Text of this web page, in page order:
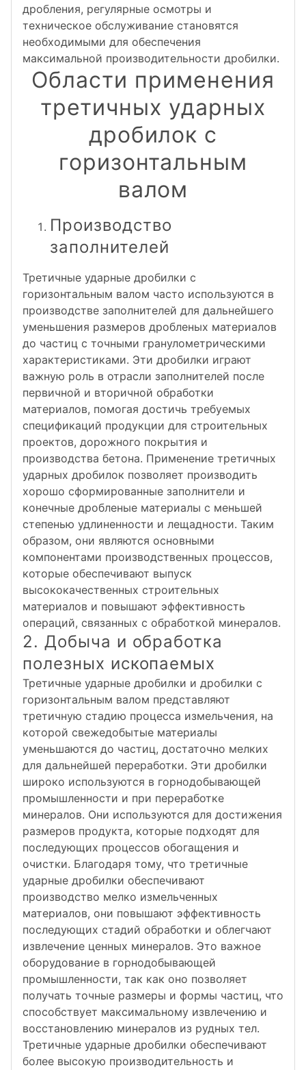
дробления, регулярные осмотры и
техническое обслуживание становятся
необходимыми для обеспечения
максимальной производительности дробилки.
Области применения
третичных ударных
дробилок с
горизонтальным
валом
Производство
заполнителей
Третичные ударные дробилки с
горизонтальным валом часто используются в
производстве заполнителей для дальнейшего
уменьшения размеров дробленых материалов
до частиц с точными гранулометрическими
характеристиками. Эти дробилки играют
важную роль в отрасли заполнителей после
первичной и вторичной обработки
материалов, помогая достичь требуемых
спецификаций продукции для строительных
проектов, дорожного покрытия и
производства бетона. Применение третичных
ударных дробилок позволяет производить
хорошо сформированные заполнители и
конечные дробленые материалы с меньшей
степенью удлиненности и лещадности. Таким
образом, они являются основными
компонентами производственных процессов,
которые обеспечивают выпуск
высококачественных строительных
материалов и повышают эффективность
операций, связанных с обработкой минералов.
2. Добыча и обработка
полезных ископаемых
Третичные ударные дробилки и дробилки с
горизонтальным валом представляют
третичную стадию процесса измельчения, на
которой свежедобытые материалы
уменьшаются до частиц, достаточно мелких
для дальнейшей переработки. Эти дробилки
широко используются в горнодобывающей
промышленности и при переработке
минералов. Они используются для достижения
размеров продукта, которые подходят для
последующих процессов обогащения и
очистки. Благодаря тому, что третичные
ударные дробилки обеспечивают
производство мелко измельченных
материалов, они повышают эффективность
последующих стадий обработки и облегчают
извлечение ценных минералов. Это важное
оборудование в горнодобывающей
промышленности, так как оно позволяет
получать точные размеры и формы частиц, что
способствует максимальному извлечению и
восстановлению минералов из рудных тел.
Третичные ударные дробилки обеспечивают
более высокую производительность и